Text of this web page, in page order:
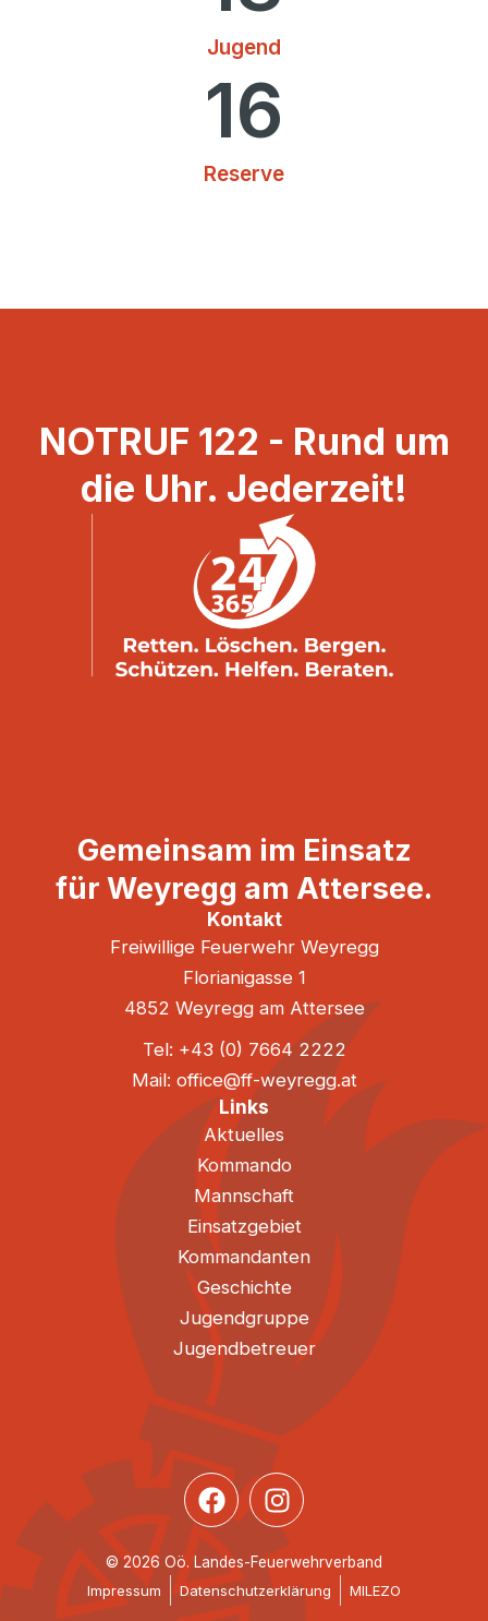
Jugend
Reserve
16
NOTRUF 122 - Rund um
die Uhr. Jederzeit!
Gemeinsam im Einsatz
für Weyregg am Attersee.
Kontakt
Freiwillige Feuerwehr Weyregg
Florianigasse 1
4852 Weyregg am Attersee
Tel: +43 (0) 7664 2222
Mail: office@ff-weyregg.at
Links
Aktuelles
Kommando
Mannschaft
Einsatzgebiet
Kommandanten
Geschichte
Jugendgruppe
Jugendbetreuer
© 2026 Oö. Landes-Feuerwehrverband
Impressum
Datenschutzerklärung MILEZO